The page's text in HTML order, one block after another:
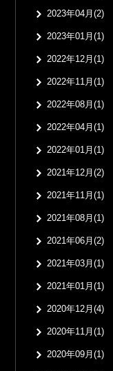
2023年04月(2)
2023年01月(1)
2022年12月(1)
2022年11月(1)
2022年08月(1)
2022年04月(1)
2022年01月(1)
2021年12月(2)
2021年11月(1)
2021年08月(1)
2021年06月(2)
2021年03月(1)
2021年01月(1)
2020年12月(4)
2020年11月(1)
2020年09月(1)